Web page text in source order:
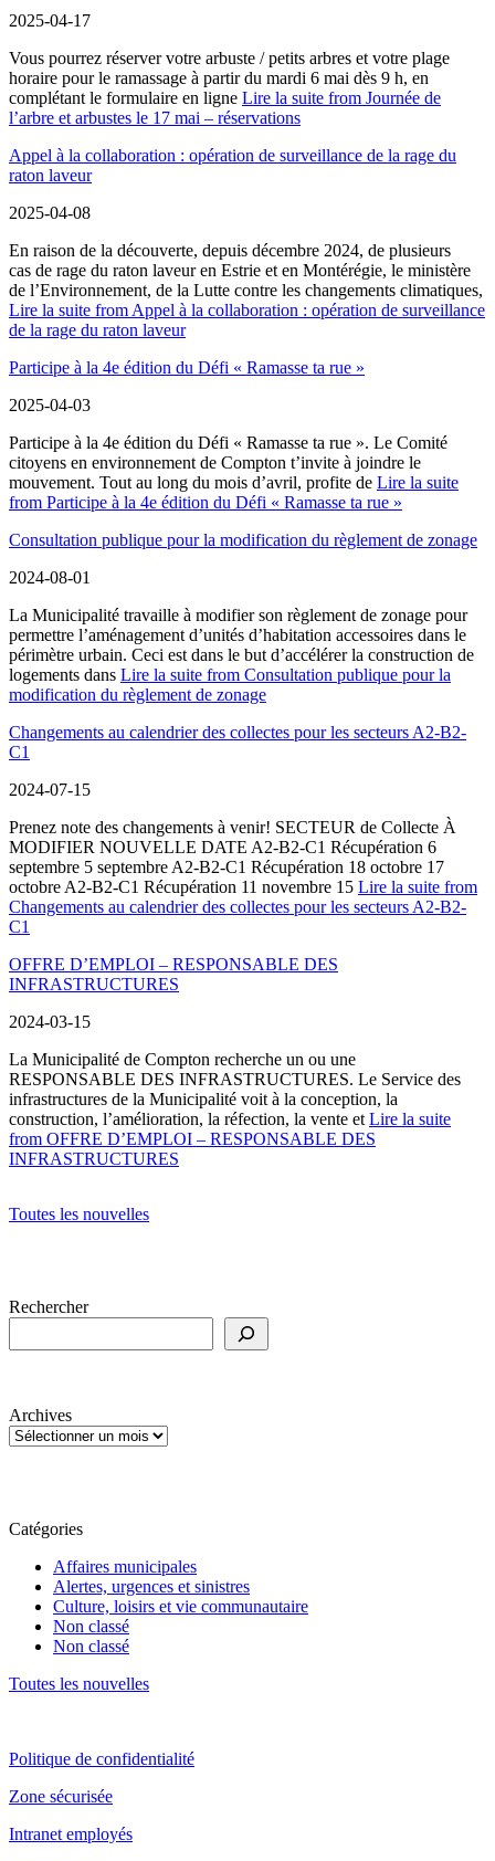
2025-04-17
Vous pourrez réserver votre arbuste / petits arbres et votre plage
horaire pour le ramassage à partir du mardi 6 mai dès 9 h, en
complétant le formulaire en ligne Lire la suite from Journée de
l’arbre et arbustes le 17 mai – réservations
Appel à la collaboration : opération de surveillance de la rage du
raton laveur
2025-04-08
En raison de la découverte, depuis décembre 2024, de plusieurs
cas de rage du raton laveur en Estrie et en Montérégie, le ministère
de l’Environnement, de la Lutte contre les changements climatiques,
Lire la suite from Appel à la collaboration : opération de surveillance
de la rage du raton laveur
Participe à la 4e édition du Défi « Ramasse ta rue »
2025-04-03
Participe à la 4e édition du Défi « Ramasse ta rue ». Le Comité
citoyens en environnement de Compton t’invite à joindre le
mouvement. Tout au long du mois d’avril, profite de Lire la suite
from Participe à la 4e édition du Défi « Ramasse ta rue »
Consultation publique pour la modification du règlement de zonage
2024-08-01
La Municipalité travaille à modifier son règlement de zonage pour
permettre l’aménagement d’unités d’habitation accessoires dans le
périmètre urbain. Ceci est dans le but d’accélérer la construction de
logements dans Lire la suite from Consultation publique pour la
modification du règlement de zonage
Changements au calendrier des collectes pour les secteurs A2-B2-
C1
2024-07-15
Prenez note des changements à venir! SECTEUR de Collecte À
MODIFIER NOUVELLE DATE A2-B2-C1 Récupération 6
septembre 5 septembre A2-B2-C1 Récupération 18 octobre 17
octobre A2-B2-C1 Récupération 11 novembre 15 Lire la suite from
Changements au calendrier des collectes pour les secteurs A2-B2-
C1
OFFRE D’EMPLOI – RESPONSABLE DES
INFRASTRUCTURES
2024-03-15
La Municipalité de Compton recherche un ou une
RESPONSABLE DES INFRASTRUCTURES. Le Service des
infrastructures de la Municipalité voit à la conception, la
construction, l’amélioration, la réfection, la vente et Lire la suite
from OFFRE D’EMPLOI – RESPONSABLE DES
INFRASTRUCTURES
Toutes les nouvelles
Rechercher
Archives
Catégories
Affaires municipales
Alertes, urgences et sinistres
Culture, loisirs et vie communautaire
Non classé
Non classé
Toutes les nouvelles
Politique de confidentialité
Zone sécurisée
Intranet employés